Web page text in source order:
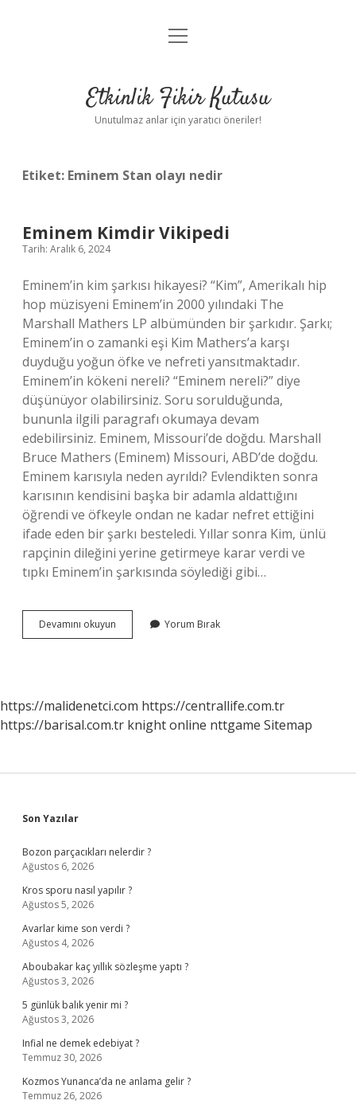
Anasayfa
Yasal Uyarı
menüyü
Etkinlik Fikir Kutusu
Unutulmaz anlar için yaratıcı öneriler!
Etiket: Eminem Stan olayı nedir
Eminem Kimdir Vikipedi
Tarih: Aralık 6, 2024
Eminem’in kim şarkısı hikayesi? “Kim”, Amerikalı hip
hop müzisyeni Eminem’in 2000 yılındaki The
Marshall Mathers LP albümünden bir şarkıdır. Şarkı;
Eminem’in o zamanki eşi Kim Mathers’a karşı
duyduğu yoğun öfke ve nefreti yansıtmaktadır.
Eminem’in kökeni nereli? “Eminem nereli?” diye
düşünüyor olabilirsiniz. Soru sorulduğunda,
bununla ilgili paragrafı okumaya devam
edebilirsiniz. Eminem, Missouri’de doğdu. Marshall
Bruce Mathers (Eminem) Missouri, ABD’de doğdu.
Eminem karısıyla neden ayrıldı? Evlendikten sonra
karısının kendisini başka bir adamla aldattığını
öğrendi ve öfkeyle ondan ne kadar nefret ettiğini
ifade eden bir şarkı besteledi. Yıllar sonra Kim, ünlü
rapçinin dileğini yerine getirmeye karar verdi ve
tıpkı Eminem’in şarkısında söylediği gibi…
Devamını okuyun Eminem
Kimdir
Yorum Bırak
https://malidenetci.com https://centrallife.com.tr
https://barisal.com.tr knight online nttgame Sitemap
Sidebar
Son Yazılar
Bozon parçacıkları nelerdir ?
Ağustos 6, 2026
Kros sporu nasıl yapılır ?
Ağustos 5, 2026
Avarlar kime son verdi ?
Ağustos 4, 2026
Aboubakar kaç yıllık sözleşme yaptı ?
Ağustos 3, 2026
5 günlük balık yenir mi ?
Ağustos 3, 2026
Infial ne demek edebiyat ?
Temmuz 30, 2026
Kozmos Yunanca’da ne anlama gelir ?
Temmuz 26, 2026